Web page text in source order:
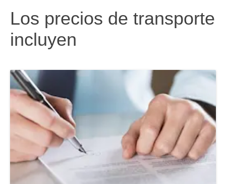
Los precios de transporte
incluyen